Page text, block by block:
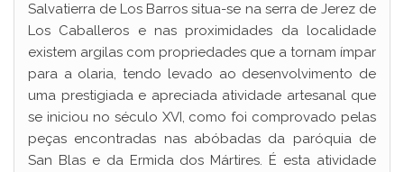
Salvatierra de Los Barros situa-se na serra de Jerez de
Los Caballeros e nas proximidades da localidade
existem argilas com propriedades que a tornam ímpar
para a olaria, tendo levado ao desenvolvimento de
uma prestigiada e apreciada atividade artesanal que
se iniciou no século XVI, como foi comprovado pelas
peças encontradas nas abóbadas da paróquia de
San Blas e da Ermida dos Mártires. É esta atividade